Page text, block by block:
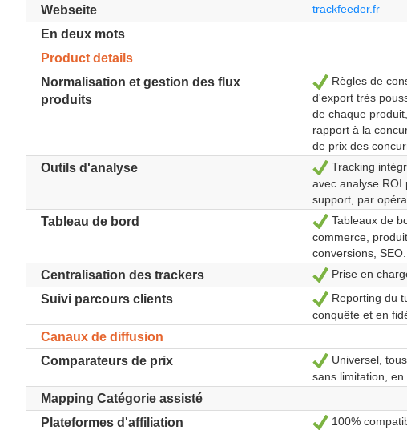
Webseite trackfeeder.fr
En deux mots
Product details
Normalisation et gestion des flux
produits
Ja
Règles de
d'export très
de chaque
rapport à la
de prix des
Outils d'analyse Ja
Tracking
avec analyse
support, par
Tableau de bord Ja
Tableaux de
commerce,
conversions, SEO.
Centralisation des trackers Ja
Prise en
Suivi parcours clients Ja
Reporting du
conquête et en
Canaux de diffusion
Comparateurs de prix
Ja
Universel,
sans limitation,
Mapping Catégorie assisté
Plateformes d'affiliation
Ja
100%